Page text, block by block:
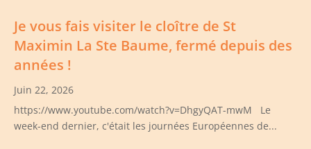
Je vous fais visiter le cloître de St
Maximin La Ste Baume, fermé depuis des
années !
Juin 22, 2026
https://www.youtube.com/watch?v=DhgyQAT-mwM Le
week-end dernier, c'était les journées Européennes de...